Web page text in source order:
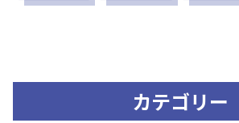
カテゴリー